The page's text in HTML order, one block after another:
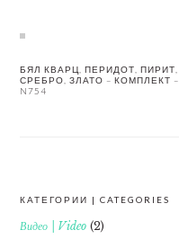
БЯЛ КВАРЦ, ПЕРИДОТ, ПИРИТ,
СРЕБРО, ЗЛАТО – КОМПЛЕКТ –
N754
FOOTER
КАТЕГОРИИ | CATEGORIES
Видео | Video (2)